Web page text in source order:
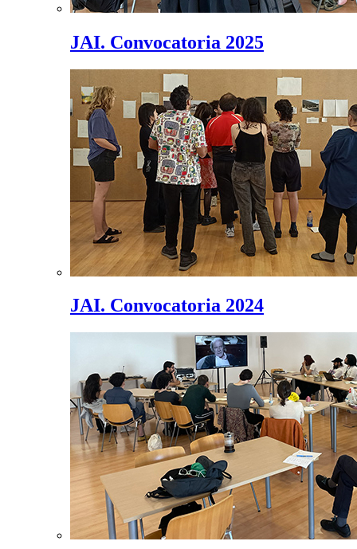
JAI. Convocatoria 2025
JAI. Convocatoria 2024